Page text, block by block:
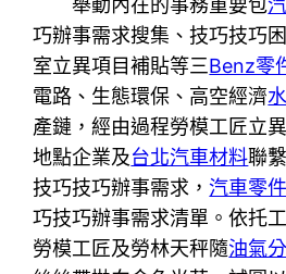
舉動內在的事務重要包
巧辦事需求搜集、技巧技巧
室立異項目補貼等三Benz零
電路、生態環保、高空經濟
產鏈，經由過程勞模工匠立
地點企業及台北汽車材料聯
技巧技巧辦事需求，汽車零
巧技巧辦事需求清單。依托
勞模工匠及勞林天秤隨油氣